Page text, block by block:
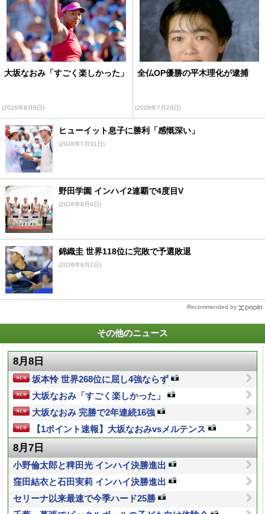
大坂なおみ「すごく楽しかった」
(2026年8月8日)
全仏OP優勝の平木理化が逮捕
(2026年7月23日)
ヒューイット息子に勝利「感慨深い」
(2026年7月31日)
野田学園 インハイ2連覇で4度目V
(2026年8月4日)
錦織圭 世界118位に完敗で予選敗退
(2026年8月2日)
Recommended by
その他のニュース
8月8日
坂本怜 世界268位に屈し4強ならず
大坂なおみ「すごく楽しかった」
大坂なおみ 完勝で2年連続16強
【1ポイント速報】大坂なおみvsメルテンス
8月7日
小野倫太郎と稗田光 インハイ決勝進出
窪田結衣と石田実莉 インハイ決勝進出
セリーナ以来最速で今季ハード25勝